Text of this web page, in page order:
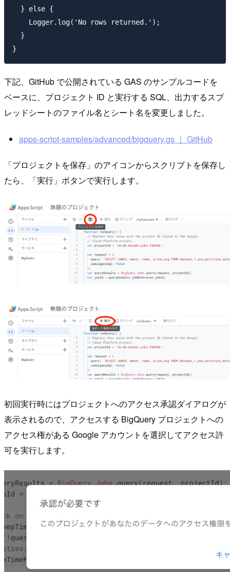
  } else {
    Logger.log('No rows returned.');
  }
下記、GitHub で公開されている GAS のサンプルコードを
ベースに、プロジェクト ID と実行する SQL、出力するスプ
レッドシートのファイル名とシート名を変更しました。
apps-script-samples/advanced/bigquery.gs ｜ GitHub
「プロジェクトを保存」のアイコンからスクリプトを保存し
たら、「実行」ボタンで実行します。
初回実行時にはプロジェクトへのアクセス承認ダイアログが
表示されるので、アクセスする BigQuery プロジェクトへの
アクセス権がある Google アカウントを選択してアクセス許
可を実行します。